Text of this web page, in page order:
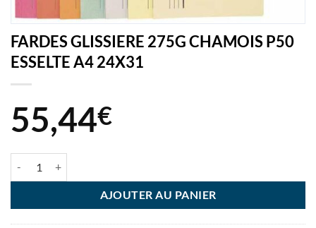
FARDES GLISSIERE 275G CHAMOIS P50
ESSELTE A4 24X31
55,44€
AJOUTER AU PANIER